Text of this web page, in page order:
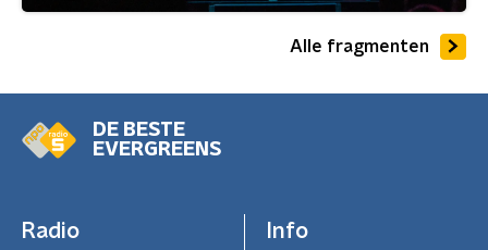
Alle fragmenten
DE BESTE
EVERGREENS
Radio Info